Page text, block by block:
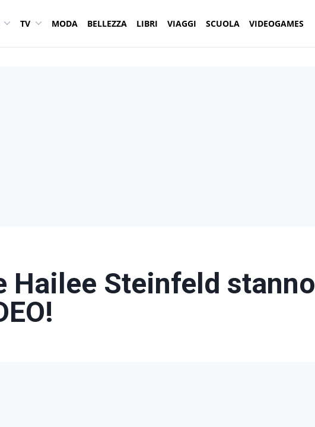
TV MODA BELLEZZA LIBRI VIAGGI SCUOLA VIDEOGAMES
Hailee Steinfeld stanno